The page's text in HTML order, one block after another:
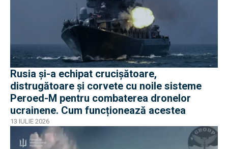
Rusia și-a echipat crucișătoare,
distrugătoare și corvete cu noile sisteme
Peroed-M pentru combaterea dronelor
ucrainene. Cum funcționează acestea
13 IULIE 2026